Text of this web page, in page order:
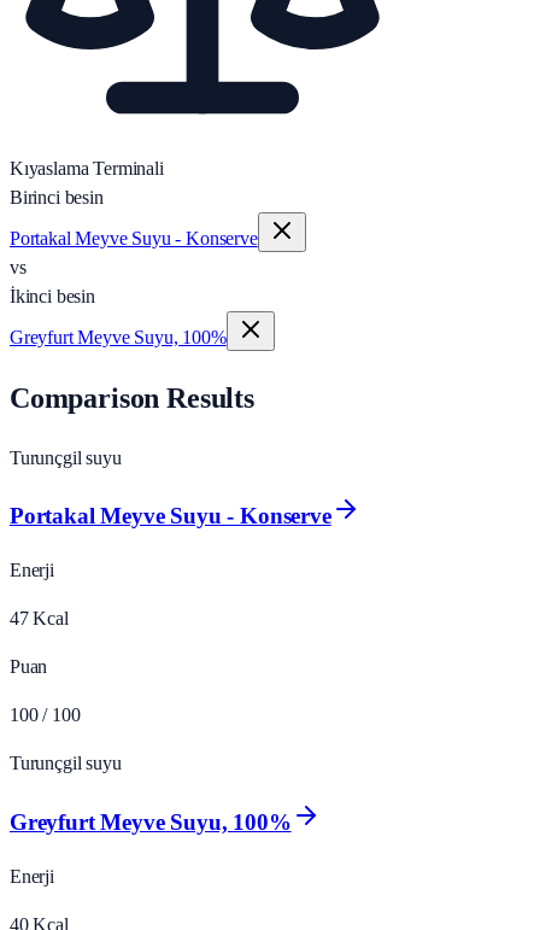
Kıyaslama Terminali
Birinci besin
Portakal Meyve Suyu - Konserve
vs
İkinci besin
Greyfurt Meyve Suyu, 100%
Comparison Results
Turunçgil suyu
Portakal Meyve Suyu - Konserve
Enerji
47 Kcal
Puan
100 / 100
Turunçgil suyu
Greyfurt Meyve Suyu, 100%
Enerji
40 Kcal